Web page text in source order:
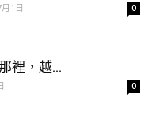
1日 0
裡，越...
0